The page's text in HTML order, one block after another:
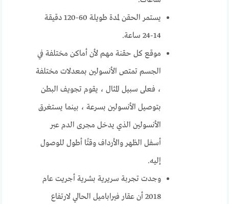
يستمر الحقن لمدة طويلة 60-120 دقيقة
14-24 ساعة.
موقع كل حقنة مهم لأن أماكن مختلفة في
الجسم تمتص الأنسولين بمعدلات مختلفة
، فعلى سبيل المثال ، يقوم تجويف البطن
بتوصيل الأنسولين بسرعة ، بينما يستغرق
الأنسولين الذي يدخل مجرى الدم عبر
أسفل الظهر والأرداف وقتًا أطول للوصول
إليه.
وجدت تجربة سريرية بشرية أجريت عام
2018 أن عقار فيراباميل الحالي لارتفاع